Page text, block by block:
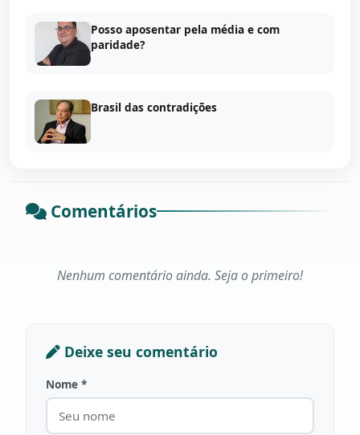
Posso aposentar pela média e com
paridade?
Brasil das contradições
Comentários
Nenhum comentário ainda. Seja o primeiro!
Deixe seu comentário
Nome *